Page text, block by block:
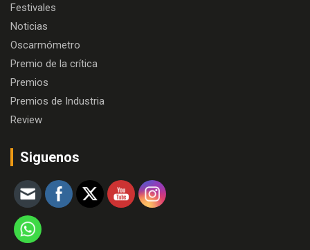
Festivales
Noticias
Oscarmómetro
Premio de la crítica
Premios
Premios de Industria
Review
Siguenos